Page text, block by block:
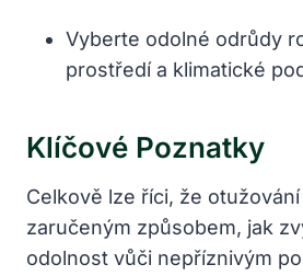
Vyberte odolné odrůdy
prostředí a klimatické
Klíčové Poznatky
Celkově lze říci, že
zaručeným způsobem, jak
odolnost vůči nepříznivým